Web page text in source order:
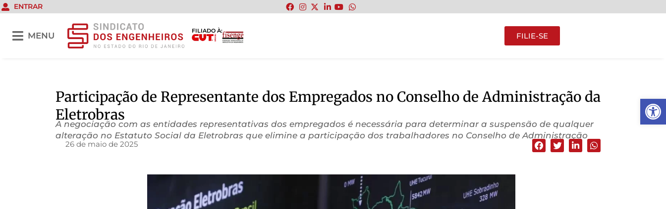
Abrir
ENTRAR
MENU
FILIADO À:
FILIE-SE
Participação de Representante dos Empregados no Conselho de Administração da
Eletrobras
A negociação com as entidades representativas dos empregados é necessária para determinar a suspensão de qualquer
alteração no Estatuto Social da Eletrobras que elimine a participação dos trabalhadores no Conselho de Administração
26 de maio de 2025